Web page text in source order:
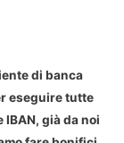
di banca
eseguire tutte
già da noi